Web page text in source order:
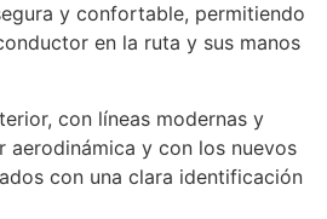
y confortable, permitiendo
en la ruta y sus manos
con líneas modernas y
aerodinámica y con los nuevos
con una clara identificación